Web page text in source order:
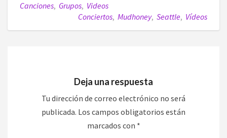
Canciones, Grupos, Videos
Conciertos, Mudhoney, Seattle, Vídeos
Deja una respuesta
Tu dirección de correo electrónico no será
publicada. Los campos obligatorios están
marcados con *